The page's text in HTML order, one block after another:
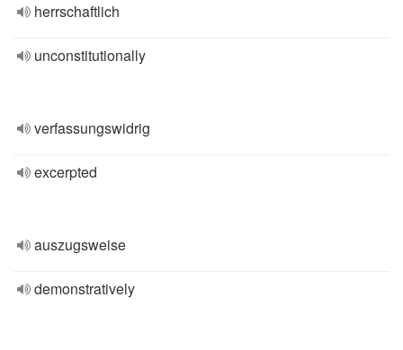
herrschaftlich
unconstitutionally
verfassungswidrig
excerpted
auszugsweise
demonstratively